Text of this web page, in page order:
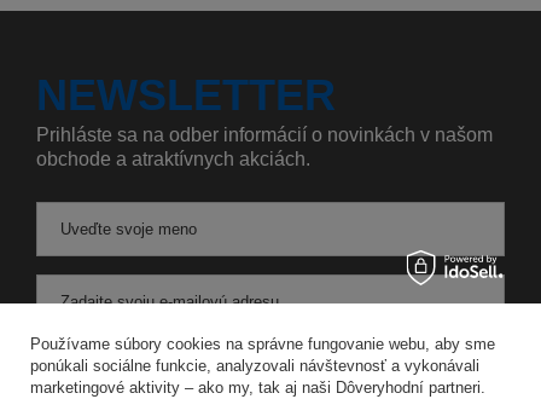
NEWSLETTER
Prihláste sa na odber informácií o novinkách v našom
obchode a atraktívnych akciách.
Uveďte svoje meno
Zadajte svoju e-mailovú adresu
Súhlasím so spracovaním svojich osobných údajov na účely a v rozsahu služby Newsletter v
Používame súbory cookies na správne fungovanie webu, aby sme
ponúkali sociálne funkcie, analyzovali návštevnosť a vykonávali
marketingové aktivity – ako my, tak aj naši Dôveryhodní partneri.